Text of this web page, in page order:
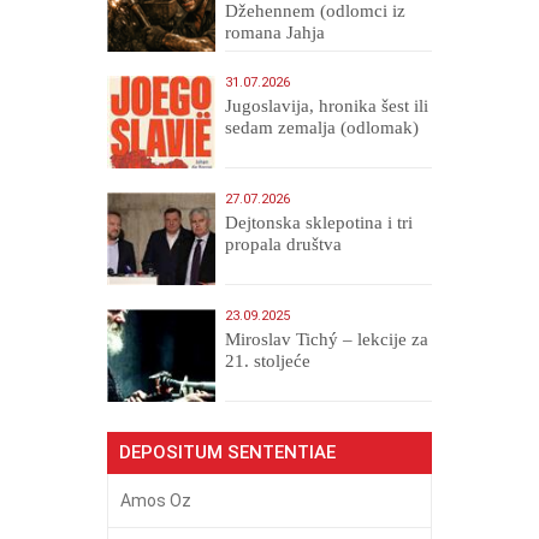
Džehennem (odlomci iz
romana Jahja
31.07.2026
Jugoslavija, hronika šest ili
sedam zemalja (odlomak)
27.07.2026
Dejtonska sklepotina i tri
propala društva
23.09.2025
Miroslav Tichý – lekcije za
21. stoljeće
DEPOSITUM SENTENTIAE
Amos Oz